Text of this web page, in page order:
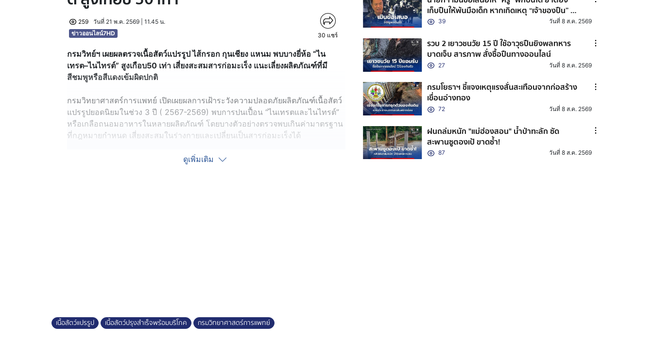
259
วันที่ 21 พ.ค. 2569 | 11.45 น.
ข่าวออนไลน์7HD
30 แชร์
กรมวิทย์ฯ เผยผลตรวจเนื้อสัตว์แปรรูป ไส้กรอก กุนเชียง แหนม พบบางยี่ห้อ “ไน
เทรต–ไนไทรต์” สูงเกือบ50 เท่า เสี่ยงสะสมสารก่อมะเร็ง แนะเลี่ยงผลิตภัณฑ์ที่มี
สีชมพูหรือสีแดงเข้มผิดปกติ
กรมวิทยาศาสตร์การแพทย์ เปิดเผยผลการเฝ้าระวังความปลอดภัยผลิตภัณฑ์เนื้อสัตว์
แปรรูปยอดนิยมในช่วง 3 ปี ( 2567-2569) พบการปนเปื้อน “ไนเทรตและไนไทรต์”
หรือเกลือถนอมอาหารในหลายผลิตภัณฑ์ โดยบางตัวอย่างตรวจพบเกินค่ามาตรฐาน
ที่กฎหมายกำหนด เสี่ยงสะสมในร่างกายและเปลี่ยนเป็นสารก่อมะเร็งได้
ดร.นพ.สราวุฒิ บุญสุข อธิบดีกรมวิทยาศาสตร์การแพทย์ กล่าวว่า ในอุตสาหกรรม
อธิบดีกรมวิทย์ฯ กล่าวว่า จากการเฝ้าระวังผลิตภัณฑ์เนื้อสัตว์แปรรูปในช่วงปี 2567-
ดูเพิ่มเติม
เก็บปืนให้พ้นมือเด็ก หากเกิดเหตุ “เจ้าของปืน” จะ
กลายเป็นผู้ต้องหาร่วม
39 วันที่ 8 ส.ค. 2569
รวบ 2 เยาวชนวัย 15 ปี ใช้อาวุธปืนยิงพลทหาร
บาดเจ็บ สารภาพ สั่งซื้อปืนทางออนไลน์
27 วันที่ 8 ส.ค. 2569
กรมโยธาฯ ชี้แจงเหตุแรงสั่นสะเทือนจากก่อสร้าง
เขื่อนอ่างทอง
72 วันที่ 8 ส.ค. 2569
ฝนถล่มหนัก "แม่ฮ่องสอน" น้ำป่าทะลัก ซัด
สะพานซูตองเป้ ขาดซ้ำ!
87 วันที่ 8 ส.ค. 2569
เนื้อสัตว์แปรรูป เนื้อสัตว์ปรุงสำเร็จพร้อมบริโภค กรมวิทยาศาสตร์การแพทย์